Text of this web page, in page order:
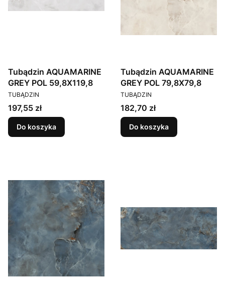
Tubądzin AQUAMARINE
GREY POL 59,8X119,8
PRODUCENT
TUBĄDZIN
Cena
197,55 zł
Do koszyka
Tubądzin AQUAMARINE
GREY POL 79,8X79,8
PRODUCENT
TUBĄDZIN
Cena
182,70 zł
Do koszyka